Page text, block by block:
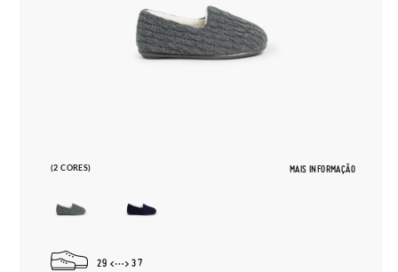
(2 CORES) MAIS INFORMAÇÃO
29 37